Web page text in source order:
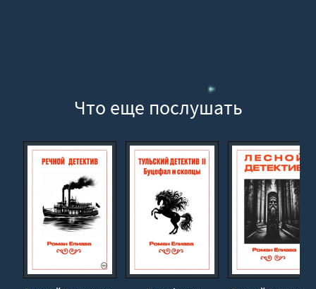
Что еще послушать